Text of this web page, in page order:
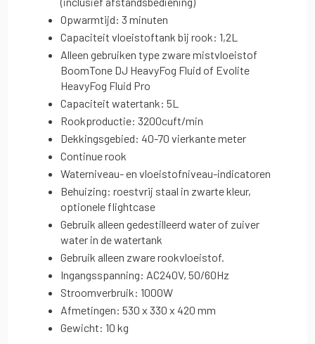
Opwarmtijd: 3 minuten
Capaciteit vloeistoftank bij rook: 1,2L
Alleen gebruiken type zware mistvloeistof
BoomTone DJ HeavyFog Fluid of Evolite
HeavyFog Fluid Pro
Capaciteit watertank: 5L
Rookproductie: 3200cuft/min
Dekkingsgebied: 40-70 vierkante meter
Continue rook
Waterniveau- en vloeistofniveau-indicatoren
Behuizing: roestvrij staal in zwarte kleur,
optionele flightcase
Gebruik alleen gedestilleerd water of zuiver
water in de watertank
Gebruik alleen zware rookvloeistof.
Ingangsspanning: AC240V, 50/60Hz
Stroomverbruik: 1000W
Afmetingen: 530 x 330 x 420 mm
Gewicht: 10 kg